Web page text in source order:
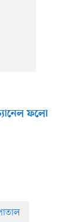
ফলো